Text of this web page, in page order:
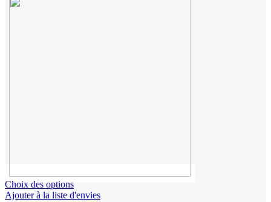
Choix des options
Ajouter à la liste d'envies